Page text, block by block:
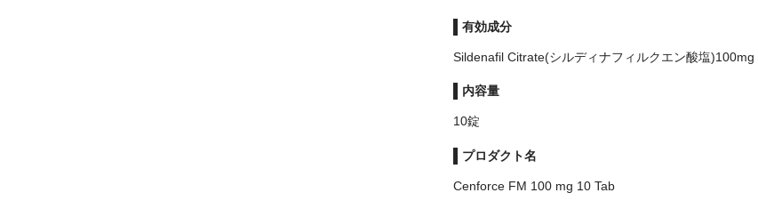
有効成分
Sildenafil Citrate(シルディナフィルクエン酸塩)100mg
内容量
10錠
プロダクト名
Cenforce FM 100 mg 10 Tab